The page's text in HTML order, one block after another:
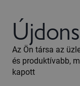
Az Ön társa az
és produktívabb,
kapott